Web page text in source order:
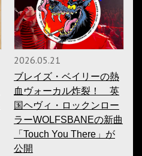
2026.05.21
ブレイズ・ベイリーの熱
血ヴォーカル炸裂！ 英
国ヘヴィ・ロックンロー
ラーWOLFSBANEの新曲
「Touch You There」が
公開